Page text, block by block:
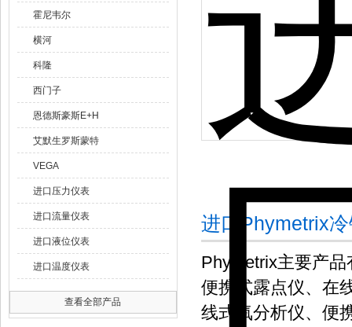
霍尼韦尔
横河
科隆
西门子
恩德斯豪斯E+H
艾默生罗斯蒙特
VEGA
进口压力仪表
进口流量仪表
进口液位仪表
进口温度仪表
查看全部产品
进口Phymetrix
Phymetrix主要产品
便携式露点仪、在
线式氧分析仪、便